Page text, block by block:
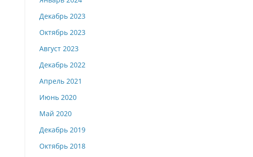
Декабрь 2023
Октябрь 2023
Август 2023
Декабрь 2022
Апрель 2021
Июнь 2020
Май 2020
Декабрь 2019
Октябрь 2018